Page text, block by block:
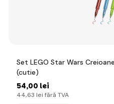
Set LEGO Star Wars
(cutie)
54,00 lei
44,63 lei fără TVA